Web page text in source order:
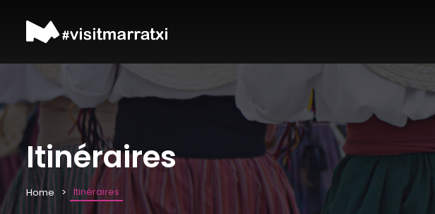
Itinéraires
Home Itinéraires